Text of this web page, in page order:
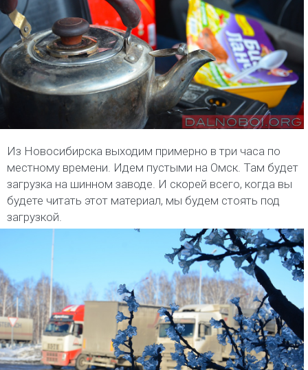
Из Новосибирска выходим примерно в три часа по
местному времени. Идем пустыми на Омск. Там будет
загрузка на шинном заводе. И скорей всего, когда вы
будете читать этот материал, мы будем стоять под
загрузкой.